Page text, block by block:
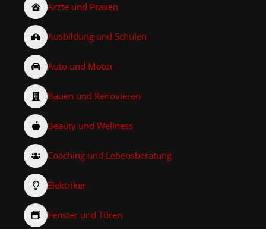
Ärzte und Praxen
Ausbildung und Schulen
Auto und Motor
Bauen und Renovieren
Beauty und Wellness
Coaching und Lebensberatung
Elektriker
Fenster und Türen